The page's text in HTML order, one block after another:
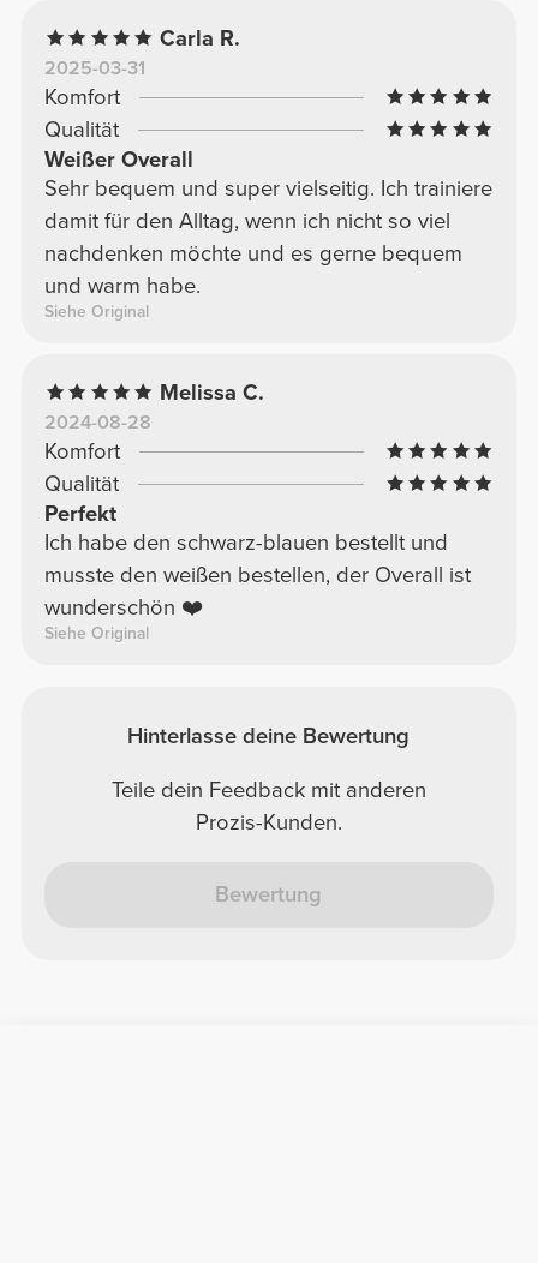
Carla R.
2025-03-31
Komfort
Qualität
Weißer Overall
Sehr bequem und super vielseitig. Ich trainiere
damit für den Alltag, wenn ich nicht so viel
nachdenken möchte und es gerne bequem
und warm habe.
Siehe Original
Melissa C.
2024-08-28
Komfort
Qualität
Perfekt
Ich habe den schwarz-blauen bestellt und
musste den weißen bestellen, der Overall ist
wunderschön ❤️
Siehe Original
Hinterlasse deine Bewertung
Teile dein Feedback mit anderen
Prozis-Kunden.
Bewertung